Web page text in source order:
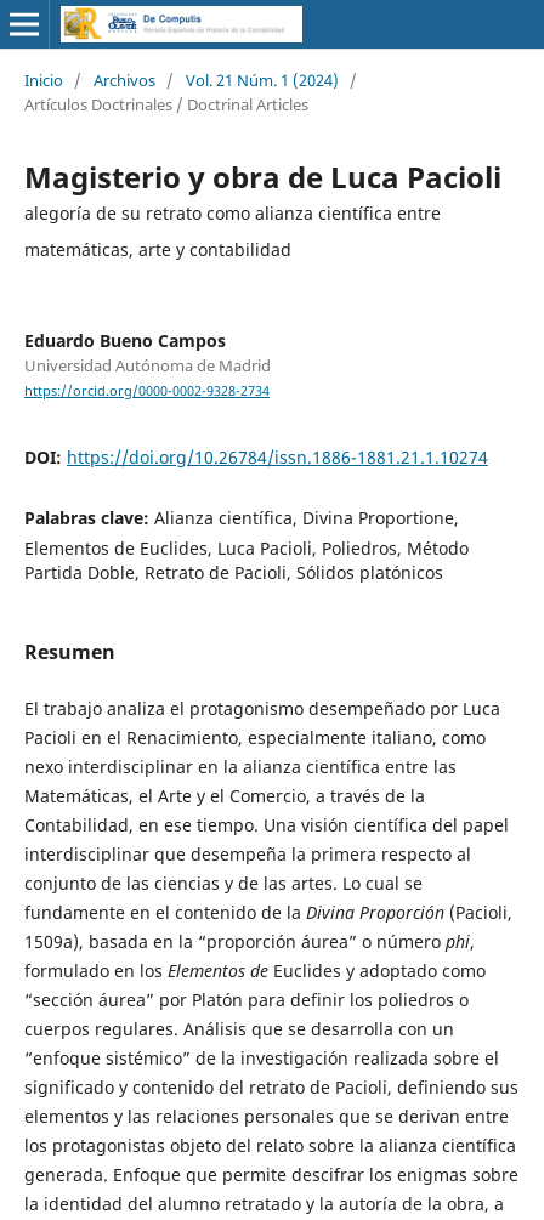
Inicio / Archivos / Vol. 21 Núm. 1 (2024)
/
Artículos Doctrinales / Doctrinal Articles
Magisterio y obra de Luca Pacioli
alegoría de su retrato como alianza científica entre
matemáticas, arte y contabilidad
Eduardo Bueno Campos
Universidad Autónoma de Madrid
https://orcid.org/0000-0002-9328-2734
DOI: https://doi.org/10.26784/issn.1886-1881.21.1.10274
Palabras clave: Alianza científica, Divina Proportione,
Elementos de Euclides, Luca Pacioli, Poliedros, Método
Partida Doble, Retrato de Pacioli, Sólidos platónicos
Resumen
El trabajo analiza el protagonismo desempeñado por Luca
Pacioli en el Renacimiento, especialmente italiano, como
nexo interdisciplinar en la alianza científica entre las
Matemáticas, el Arte y el Comercio, a través de la
Contabilidad, en ese tiempo. Una visión científica del papel
interdisciplinar que desempeña la primera respecto al
conjunto de las ciencias y de las artes. Lo cual se
fundamente en el contenido de la Divina Proporción(Pacioli,
1509a), basada en la “proporción áurea” o número phi,
formulado en los Elementos de Euclides y adoptado como
“sección áurea” por Platón para definir los poliedros o
cuerpos regulares. Análisis que se desarrolla con un
“enfoque sistémico” de la investigación realizada sobre el
significado y contenido del retrato de Pacioli, definiendo sus
elementos y las relaciones personales que se derivan entre
los protagonistas objeto del relato sobre la alianza científica
generada. Enfoque que permite descifrar los enigmas sobre
la identidad del alumno retratado y la autoría de la obra, a